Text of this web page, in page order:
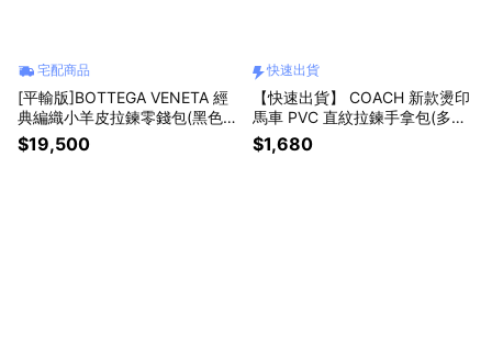
宅配商品
[平輸版]BOTTEGA VENETA 經
典編織小羊皮拉鍊零錢包(黑色)
真品平輸
$19,500
快速出貨
【快速出貨】 COACH 新款燙印
馬車 PVC 直紋拉鍊手拿包(多色
選)/真品平輸
$1,680